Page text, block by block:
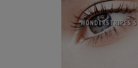
WONDERSTRIPES S